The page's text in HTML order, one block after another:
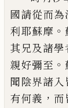
國請從而為
利耶蘇摩 。
其兄及諸學
親好彌至 。
聞陰界諸入
有何義 ， 而